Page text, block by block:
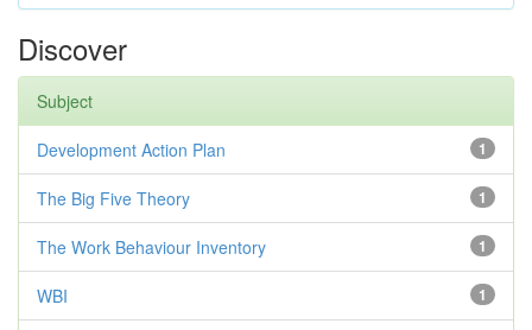
Discover
Subject
1
Development Action Plan
1
The Big Five Theory
1
The Work Behaviour Inventory
1
WBI